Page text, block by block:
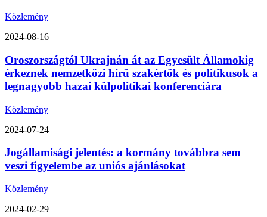
Közlemény
2024-08-16
Oroszországtól Ukrajnán át az Egyesült Államokig
érkeznek nemzetközi hírű szakértők és politikusok a
legnagyobb hazai külpolitikai konferenciára
Közlemény
2024-07-24
Jogállamisági jelentés: a kormány továbbra sem
veszi figyelembe az uniós ajánlásokat
Közlemény
2024-02-29